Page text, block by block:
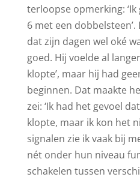
terloopse opmerking:
6 met een
dat zijn dagen wel oké
goed. Hij voelde al
klopte’, maar hij had
beginnen. Dat maakte
zei: ‘Ik had het gevoel
klopte, maar ik kon het
signalen zie ik vaak bij
nét onder hun niveau
schakelen tussen